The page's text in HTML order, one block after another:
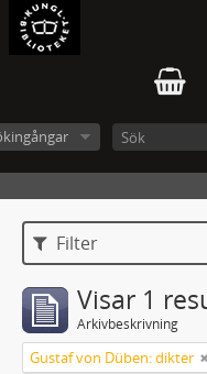
Filter
Visar 1
Arkivbeskrivning
Gustaf von Düben: dikter